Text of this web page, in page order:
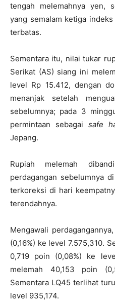
tengah melemahnya yen,
yang semalam ketiga
terbatas.
Sementara itu, nilai tukar
Serikat (AS) siang ini
level Rp 15.412, dengan
menanjak setelah
sebelumnya; pada 3
permintaan sebagai safe
Jepang.
Rupiah melemah
perdagangan sebelumnya
terkoreksi di hari
terendahnya.
Mengawali
(0,16%) ke level 7.575,310.
0,719 poin (0,08%) ke
melemah 40,153 poin
Sementara LQ45 terlihat
level 935,174.